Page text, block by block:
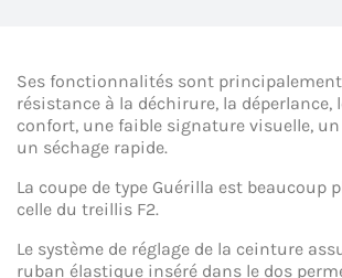
Ses fonctionnalités sont principalement
résistance à la déchirure, la déperlance,
confort, une faible signature visuelle,
un séchage rapide.
La coupe de type Guérilla est beaucoup
celle du treillis F2.
Le système de réglage de la ceinture
ruban élastique inséré dans le dos